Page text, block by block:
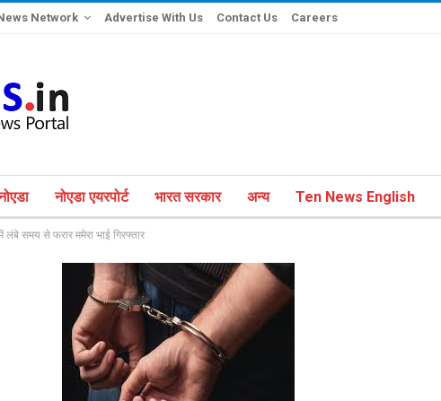
Network Advertise With Us Contact Us Careers
नोएडा एयरपोर्ट भारत सरकार अन्य Ten News English
लंबे समय से फरार ममेरा भाई गिरफ्तार